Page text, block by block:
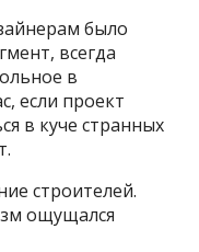
было
всегда
в
если проект
в куче странных
строителей.
ощущался